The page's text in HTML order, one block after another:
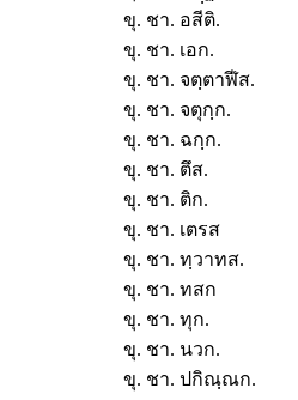
ขุ. ชา. อสีติ.
ขุ. ชา. เอก.
ขุ. ชา. จตฺตาฬีส.
ขุ. ชา. จตุกฺก.
ขุ. ชา. ฉกฺก.
ขุ. ชา. ตึส.
ขุ. ชา. ติก.
ขุ. ชา. เตรส
ขุ. ชา. ทฺวาทส.
ขุ. ชา. ทสก
ขุ. ชา. ทุก.
ขุ. ชา. นวก.
ขุ. ชา. ปกิณฺณก.